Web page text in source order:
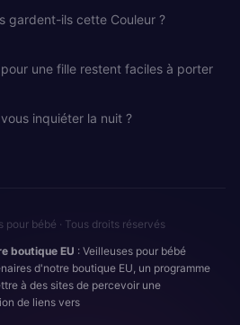
gardent-ils cette Couleur ?
une fille restent faciles à porter
inquiéter la nuit ?
bébé · Tous droits réservés
boutique EU : Veilleuses pour bébé
d'notre boutique EU, un programme
à des sites de percevoir une
de liens vers